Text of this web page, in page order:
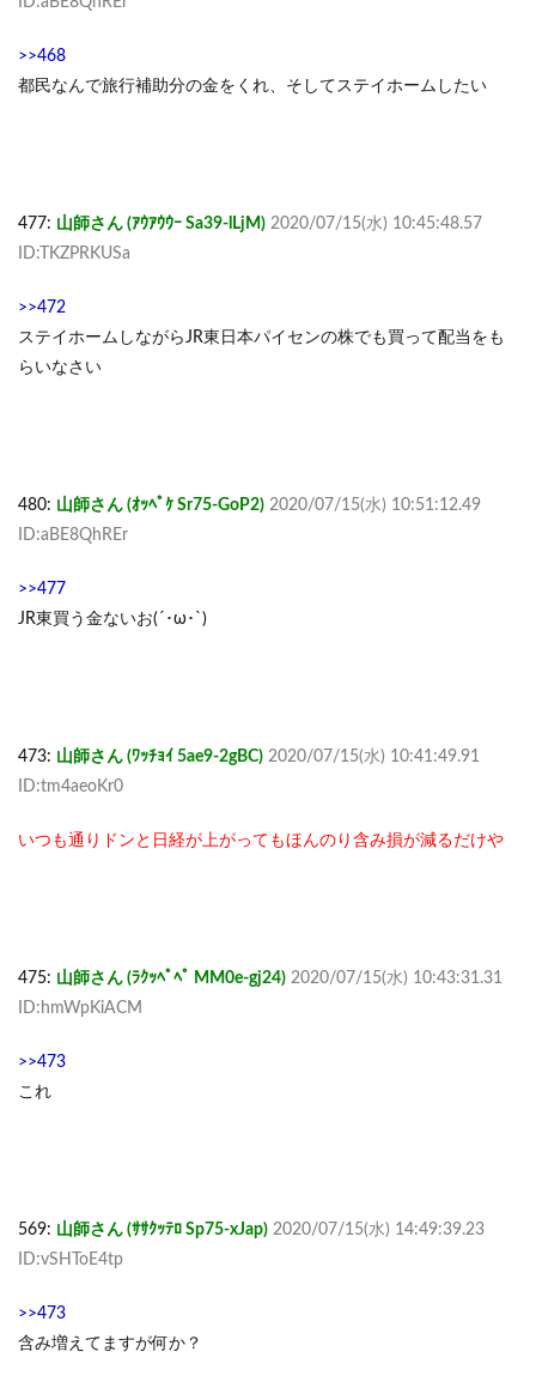
>>468
都民なんで旅行補助分の金をくれ、そしてステイホームしたい
477: 山師さん (ｱｳｱｳｳｰ Sa39-lLjM) 2020/07/15(水) 10:45:48.57
ID:TKZPRKUSa
>>472
ステイホームしながらJR東日本パイセンの株でも買って配当をも
らいなさい
480: 山師さん (ｵｯﾍﾟｹ Sr75-GoP2) 2020/07/15(水) 10:51:12.49
ID:aBE8QhREr
>>477
JR東買う金ないお(´･ω･`)
473: 山師さん (ﾜｯﾁｮｲ 5ae9-2gBC) 2020/07/15(水) 10:41:49.91
ID:tm4aeoKr0
いつも通りドンと日経が上がってもほんのり含み損が減るだけや
475: 山師さん (ﾗｸｯﾍﾟﾍﾟ MM0e-gj24) 2020/07/15(水) 10:43:31.31
ID:hmWpKiACM
>>473
これ
569: 山師さん (ｻｻｸｯﾃﾛ Sp75-xJap) 2020/07/15(水) 14:49:39.23
ID:vSHToE4tp
>>473
含み増えてますが何か？